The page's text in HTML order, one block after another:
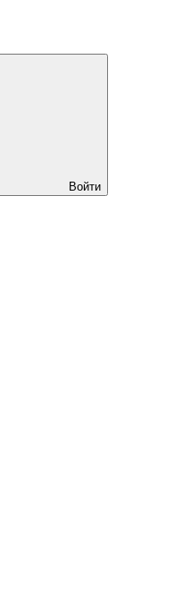
Войти